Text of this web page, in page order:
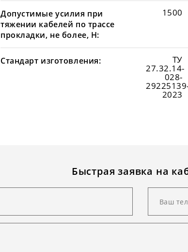
Допустимые усилия при
тяжении кабелей по трассе
прокладки, не более, Н:
1500
Стандарт изготовления: ТУ
27.32.14-
028-
2023
Быстрая заявка на